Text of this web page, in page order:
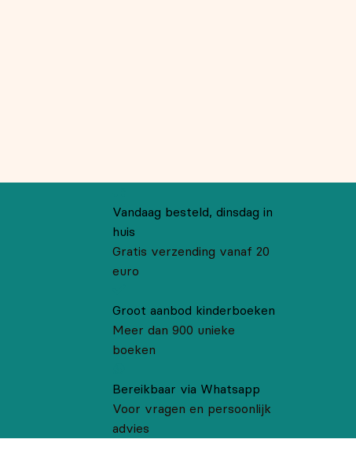
Vandaag besteld, dinsdag in
huis
Gratis verzending vanaf 20
euro
Groot aanbod kinderboeken
Meer dan 900 unieke
boeken
Bereikbaar via Whatsapp
Voor vragen en persoonlijk
advies